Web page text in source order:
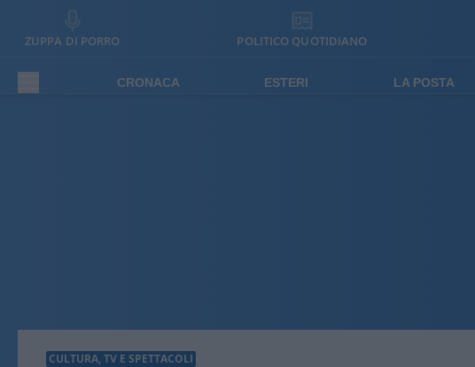
ZUPPA DI PORRO POLITICO QUOTIDIANO
CRONACA ESTERI LA POSTA
CULTURA, TV E SPETTACOLI